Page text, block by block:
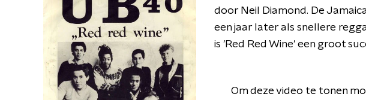
door Neil Diamond. De
een jaar later als snellere
is 'Red Red Wine' een groot
Om deze video te tonen